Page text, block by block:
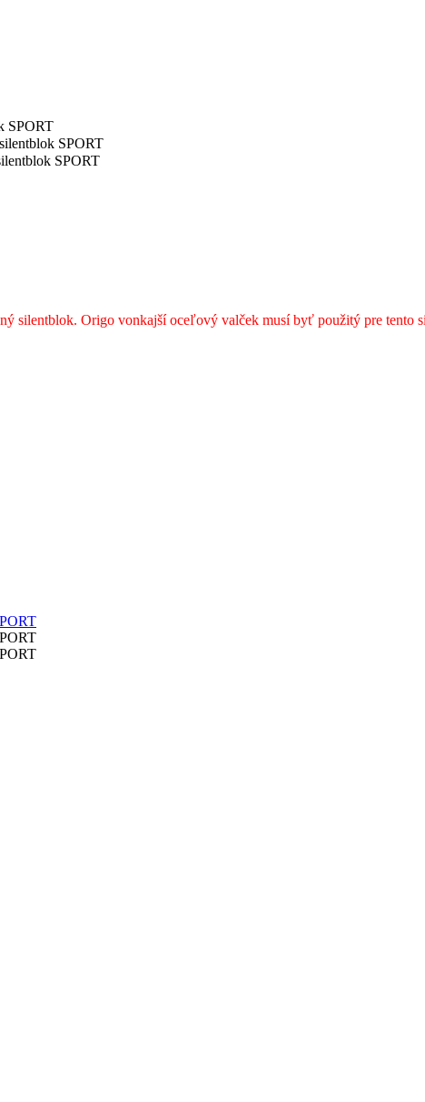
SPORT
SPORT
SPORT
silentblok. Origo vonkajší oceľový valček musí byť použitý pre tento